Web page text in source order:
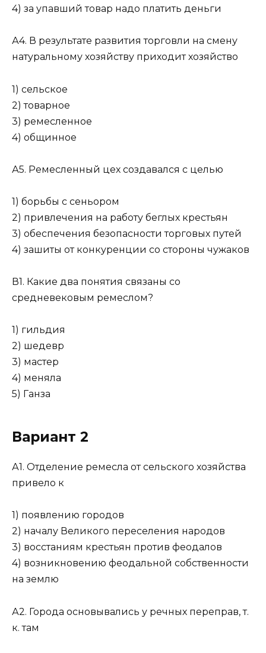
4) за упавший товар надо платить деньги
А4. В результате развития торговли на смену
натуральному хозяйству приходит хозяйство
1) сельское
2) товарное
3) ремесленное
4) общинное
А5. Ремесленный цех создавался с целью
1) борьбы с сеньором
2) привлечения на работу беглых крестьян
3) обеспечения безопасности торговых путей
4) зашиты от конкуренции со стороны чужаков
В1. Какие два понятия связаны со
средневековым ремеслом?
1) гильдия
2) шедевр
3) мастер
4) меняла
5) Ганза
Вариант 2
А1. Отделение ремесла от сельского хозяйства
привело к
1) появлению городов
2) началу Великого переселения народов
3) восстаниям крестьян против феодалов
4) возникновению феодальной собственности
на землю
А2. Города основывались у речных переправ, т.
к. там